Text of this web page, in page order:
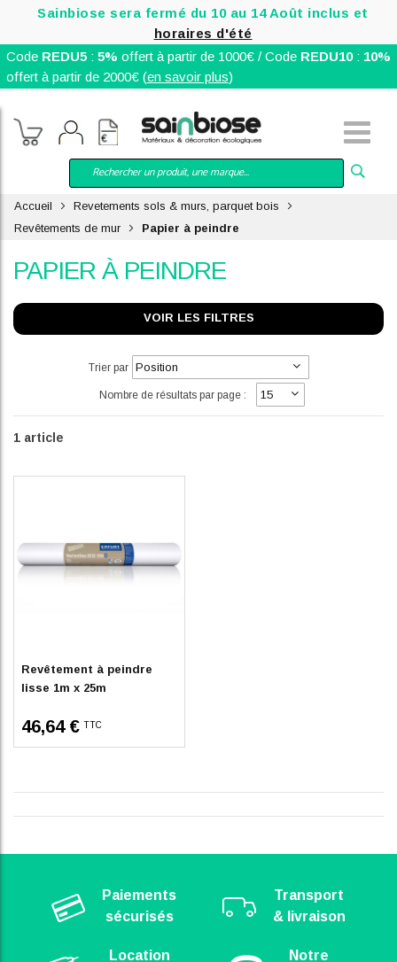
Sainbiose sera fermé du 10 au 14 Août inclus et
horaires d'été
Code REDU5: 5% offert à partir de 1000€ / Code REDU10: 10%
offert à partir de 2000€ (en savoir plus)
Accueil
Revetements sols & murs, parquet bois
Revêtements de mur
Papier à peindre
PAPIER À PEINDRE
VOIR LES FILTRES
Trier par
Nombre de résultats par page :
1 article
Revêtement à peindre
lisse 1m x 25m
46,64 € TTC
Paiements
sécurisés
Transport
& livraison
Location
Notre